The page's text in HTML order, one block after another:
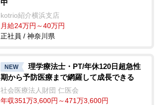
中
kotrio紹介横浜支店
月給24万円～40万円
正社員 / 神奈川県
NEW
理学療法士・PT/年休120日超急性
期から予防医療まで網羅して成長できる
社会医療法人財団 仁医会
年収351万3,600円～471万3,600円